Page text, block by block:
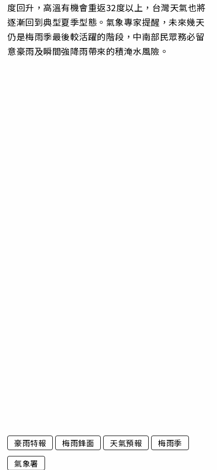
度回升，高溫有機會重返32度以上，台灣天氣也將
逐漸回到典型夏季型態。氣象專家提醒，未來幾天
仍是梅雨季最後較活躍的階段，中南部民眾務必留
意豪雨及瞬間強降雨帶來的積淹水風險。
豪雨特報 梅雨鋒面 天氣預報
梅雨季
氣象署